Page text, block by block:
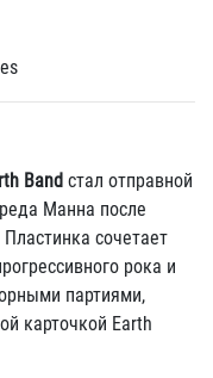
Band стал отправной
Манна после
сочетает
рока и
партиями,
карточкой Earth